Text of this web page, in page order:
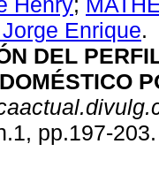
Enrique.
DEL
pp.197-